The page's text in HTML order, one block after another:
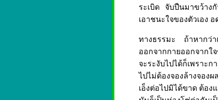
ระเบิด จับปืนมาขว้าง
เอาชนะใจของตัวเอง
ทางธรรมะ ถ้าหากว่า
ออกจากกายออกจากใ
จะระงับไปได้ก็เพราะ
ไปไม่ต้องจองล้างจอง
เอ็งต่อไปมิได้ขาด ต้อง